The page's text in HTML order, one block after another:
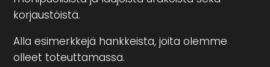
korjaustöistä.
Alla esimerkkejä hankkeista, joita olemme
olleet toteuttamassa.